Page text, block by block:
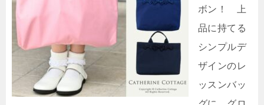
ボン！ 上
品に持てる
シンプルデ
ザインのレ
ッスンバッ